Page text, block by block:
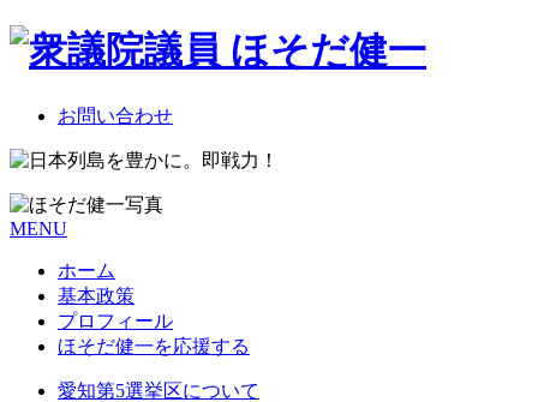
お問い合わせ
MENU
ホーム
基本政策
プロフィール
ほそだ健一を応援する
愛知第5選挙区について